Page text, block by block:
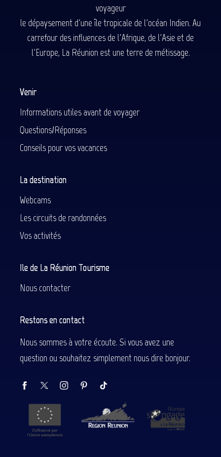
voyageur
le dépaysement d'une île tropicale de l'océan Indien. Au
carrefour des influences de l'Afrique, de l'Asie et de
l'Europe, La Réunion est une terre de métissage.
Venir
Informations utiles avant de voyager
Questions/Réponses
Conseils pour vos vacances
La destination
Webcams
Les circuits de randonnées
Vos activités
Ile de La Réunion Tourisme
Nous contacter
Restons en contact
Nous sommes à votre écoute. Si vous avez une
question ou souhaitez simplement nous dire bonjour.